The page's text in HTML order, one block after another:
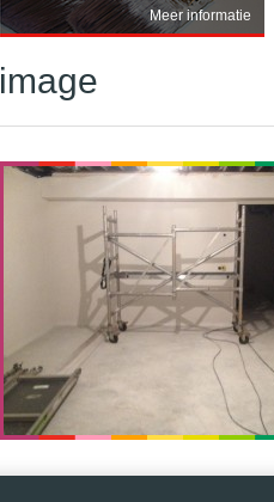
Meer informatie
image